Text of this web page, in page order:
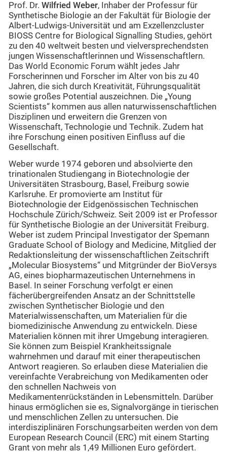
Prof. Dr. Wilfried Weber, Inhaber der Professur für
Synthetische Biologie an der Fakultät für Biologie der
Albert-Ludwigs-Universität und am Exzellenzcluster
BIOSS Centre for Biological Signalling Studies, gehört
zu den 40 weltweit besten und vielversprechendsten
jungen Wissenschaftlerinnen und Wissenschaftlern.
Das World Economic Forum wählt jedes Jahr
Forscherinnen und Forscher im Alter von bis zu 40
Jahren, die sich durch Kreativität, Führungsqualität
sowie großes Potential auszeichnen. Die „Young
Scientists“ kommen aus allen naturwissenschaftlichen
Disziplinen und erweitern die Grenzen von
Wissenschaft, Technologie und Technik. Zudem hat
ihre Forschung einen positiven Einfluss auf die
Gesellschaft.
Weber wurde 1974 geboren und absolvierte den
trinationalen Studiengang in Biotechnologie der
Universitäten Strasbourg, Basel, Freiburg sowie
Karlsruhe. Er promovierte am Institut für
Biotechnologie der Eidgenössischen Technischen
Hochschule Zürich/Schweiz. Seit 2009 ist er Professor
für Synthetische Biologie an der Universität Freiburg.
Weber ist zudem Principal Investigator der Spemann
Graduate School of Biology and Medicine, Mitglied der
Redaktionsleitung der wissenschaftlichen Zeitschrift
„Molecular Biosystems“ und Mitgründer der BioVersys
AG, eines biopharmazeutischen Unternehmens in
Basel. In seiner Forschung verfolgt er einen
fächerübergreifenden Ansatz an der Schnittstelle
zwischen Synthetischer Biologie und den
Materialwissenschaften, um Materialien für die
biomedizinische Anwendung zu entwickeln. Diese
Materialien können mit ihrer Umgebung interagieren.
Sie können zum Beispiel Krankheitssignale
wahrnehmen und darauf mit einer therapeutischen
Antwort reagieren. So erlauben diese Materialien die
vereinfachte Verabreichung von Medikamenten oder
den schnellen Nachweis von
Medikamentenrückständen in Lebensmitteln. Darüber
hinaus ermöglichen sie es, Signalvorgänge in tierischen
und menschlichen Zellen zu untersuchen. Die
interdisziplinären Forschungsarbeiten werden von dem
European Research Council (ERC) mit einem Starting
Grant von mehr als 1,49 Millionen Euro gefördert.